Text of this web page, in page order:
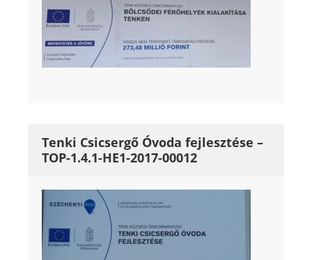
Tenki Csicsergő Óvoda fejlesztése –
TOP-1.4.1-HE1-2017-00012